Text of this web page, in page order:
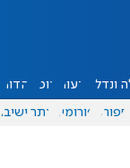
ונדל"ן דעות אוכל יהדות
ספורט פורומים אתר ישיבה